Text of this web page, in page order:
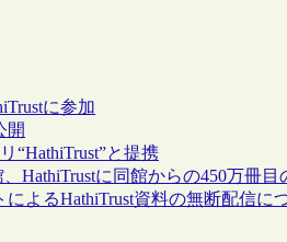
に参加
開
“HathiTrust”と提携
HathiTrustに同館からの450万冊目
によるHathiTrust資料の無断配信に